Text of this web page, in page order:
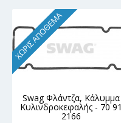
ΧΩΡΊΣ ΑΠΌΘΕΜΑ
Swag Φλάντζα, Κάλυμμα
Κυλινδροκεφαλής - 70 91
2166